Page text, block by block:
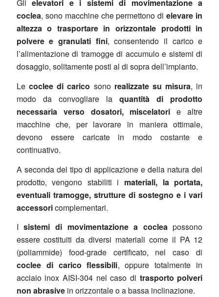
Glielevatori e i sistemi di movimentazione a
coclea, sono macchine che permettono dielevare in
altezza o trasportare in orizzontale prodotti in
polvere e granulati fini, consentendo il carico e
l’alimentazione di tramogge di accumulo e sistemi di
dosaggio, solitamente posti al di sopra dell’impianto.
Le coclee di carico sono realizzate su misura, in
modo da convogliare laquantità di prodotto
necessaria verso dosatori, miscelatori e altre
macchine che, per lavorare in maniera ottimale,
devono essere caricate in modo costante e
continuativo.
A seconda del tipo di applicazione e della natura del
prodotto, vengono stabiliti i materiali, la portata,
eventuali tramogge, strutture di sostegno e i vari
accessoricomplementari.
Isistemi di movimentazione a cocleapossono
essere costituiti da diversi materiali come il PA 12
(poliammide) food-grade certificato, nel caso di
coclee di carico flessibili, oppure totalmente in
acciaio inox AISI-304 nel caso di trasporto polveri
non abrasivein orizzontale o a bassa inclinazione.